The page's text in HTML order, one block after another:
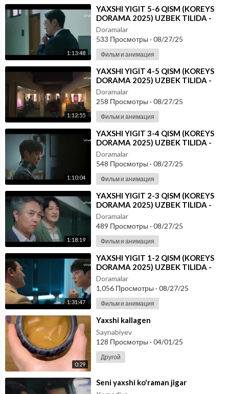
1:13:48
⁣YAXSHI YIGIT 5-6 QISM (KOREYS
DORAMA 2025) UZBEK TILIDA -
SKACHAT
Doramalar
533 Просмотры · 08/27/25
Фильм и анимация
1:12:55
⁣YAXSHI YIGIT 4-5 QISM (KOREYS
DORAMA 2025) UZBEK TILIDA -
SKACHAT
Doramalar
258 Просмотры · 08/27/25
Фильм и анимация
1:10:04
⁣YAXSHI YIGIT 3-4 QISM (KOREYS
DORAMA 2025) UZBEK TILIDA -
SKACHAT
Doramalar
548 Просмотры · 08/27/25
Фильм и анимация
1:18:19
⁣YAXSHI YIGIT 2-3 QISM (KOREYS
DORAMA 2025) UZBEK TILIDA -
SKACHAT
Doramalar
489 Просмотры · 08/27/25
Фильм и анимация
1:31:47
⁣YAXSHI YIGIT 1-2 QISM (KOREYS
DORAMA 2025) UZBEK TILIDA -
SKACHAT
Doramalar
1,056 Просмотры · 08/27/25
Фильм и анимация
0:29
⁣Yaxshi kallagen
Saynabiyev
128 Просмотры · 04/01/25
Другой
⁣Seni yaxshi ko'raman jigar